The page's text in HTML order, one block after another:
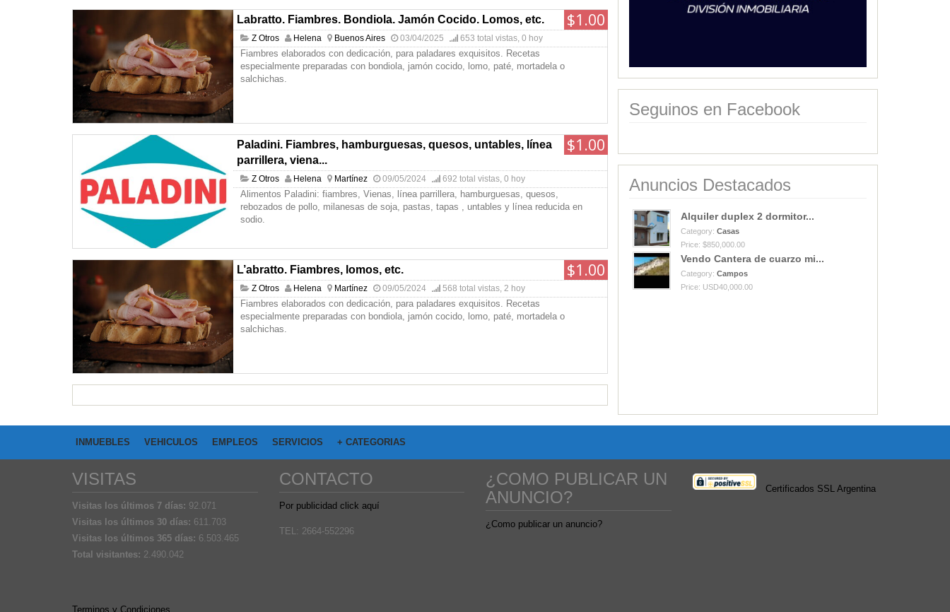
$1.00
Labratto. Fiambres. Bondiola. Jamón Cocido. Lomos, etc.
Z Otros Helena Buenos Aires 03/04/2025 653 total vistas, 0 hoy
Fiambres elaborados con dedicación, para paladares exquisitos. Recetas
especialmente preparadas con bondiola, jamón cocido, lomo, paté, mortadela o
salchichas.
$1.00
Paladini. Fiambres, hamburguesas, quesos, untables, línea
parrillera, viena...
Z Otros Helena Martínez 09/05/2024 692 total vistas, 0 hoy
Alimentos Paladini: fiambres, Vienas, línea parrillera, hamburguesas, quesos,
rebozados de pollo, milanesas de soja, pastas, tapas , untables y línea reducida en
sodio.
$1.00
L’abratto. Fiambres, lomos, etc.
Z Otros Helena Martínez 09/05/2024 568 total vistas, 2 hoy
Fiambres elaborados con dedicación, para paladares exquisitos. Recetas
especialmente preparadas con bondiola, jamón cocido, lomo, paté, mortadela o
salchichas.
Seguinos en Facebook
Anuncios Destacados
Alquiler duplex 2 dormitor...
Category: Casas
Price: $850,000.00
Vendo Cantera de cuarzo mi...
Category: Campos
Price: USD40,000.00
INMUEBLES VEHICULOS EMPLEOS SERVICIOS + CATEGORIAS
VISITAS
Visitas los últimos 7 días: 92.071
Visitas los últimos 30 días: 611.703
Visitas los últimos 365 días: 6.503.465
Total visitantes: 2.490.042
CONTACTO
Por publicidad click aquí
TEL: 2664-552296
¿COMO PUBLICAR UN
ANUNCIO?
¿Como publicar un anuncio?
Certificados SSL Argentina
Terminos y Condiciones